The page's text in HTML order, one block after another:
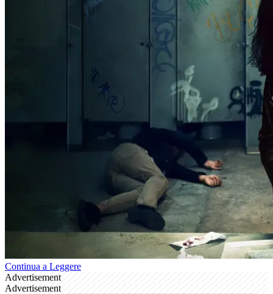
Continua a Leggere
Advertisement
Advertisement